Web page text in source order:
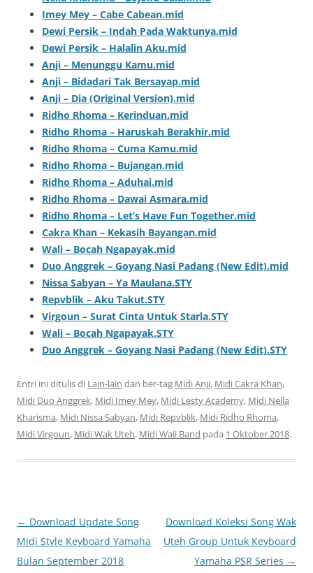
Imey Mey – Cabe Cabean.mid
Dewi Persik – Indah Pada Waktunya.mid
Dewi Persik – Halalin Aku.mid
Anji – Menunggu Kamu.mid
Anji – Bidadari Tak Bersayap.mid
Anji – Dia (Original Version).mid
Ridho Rhoma – Kerinduan.mid
Ridho Rhoma – Haruskah Berakhir.mid
Ridho Rhoma – Cuma Kamu.mid
Ridho Rhoma – Bujangan.mid
Ridho Rhoma – Aduhai.mid
Ridho Rhoma – Dawai Asmara.mid
Ridho Rhoma – Let’s Have Fun Together.mid
Cakra Khan – Kekasih Bayangan.mid
Wali – Bocah Ngapayak.mid
Duo Anggrek – Goyang Nasi Padang (New Edit).mid
Nissa Sabyan – Ya Maulana.STY
Repvblik – Aku Takut.STY
Virgoun – Surat Cinta Untuk Starla.STY
Wali – Bocah Ngapayak.STY
Duo Anggrek – Goyang Nasi Padang (New Edit).STY
Entri ini ditulis di Lain-lain dan ber-tag Midi Anji, Midi Cakra Khan,
Midi Duo Anggrek, Midi Imey Mey, Midi Lesty Academy, Midi Nella
Kharisma, Midi Nissa Sabyan, Midi Repvblik, Midi Ridho Rhoma,
Midi Virgoun, Midi Wak Uteh, Midi Wali Band pada 1 Oktober 2018.
Navigasi
Tulisan
← Download Update Song
Midi Style Keyboard Yamaha
Bulan September 2018
Download Koleksi Song Wak
Uteh Group Untuk Keyboard
Yamaha PSR Series →